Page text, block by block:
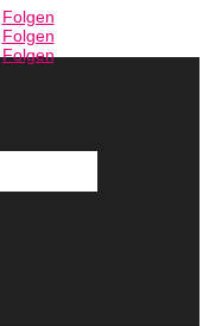
Folgen
Folgen
Folgen